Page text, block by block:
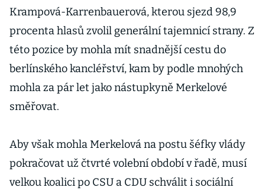
Krampová-Karrenbauerová, kterou sjezd 98,9
procenta hlasů zvolil generální tajemnicí strany. Z
této pozice by mohla mít snadnější cestu do
berlínského kancléřství, kam by podle mnohých
mohla za pár let jako nástupkyně Merkelové
směřovat.
Aby však mohla Merkelová na postu šéfky vlády
pokračovat už čtvrté volební období v řadě, musí
velkou koalici po CSU a CDU schválit i sociální